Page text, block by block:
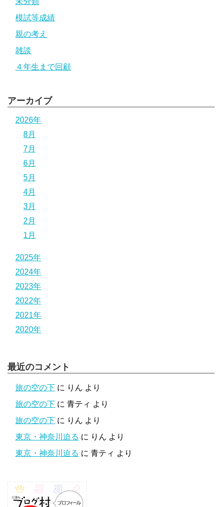
模試等成績
親の考え
雑談
４年生まで回顧
アーカイブ
2026年
8月
7月
6月
5月
4月
3月
2月
1月
2025年
2024年
2023年
2022年
2021年
2020年
最近のコメント
旅の空の下 に りん より
旅の空の下 に 青ティ より
旅の空の下 に りん より
東京・神奈川迫る に りん より
東京・神奈川迫る に 青ティ より